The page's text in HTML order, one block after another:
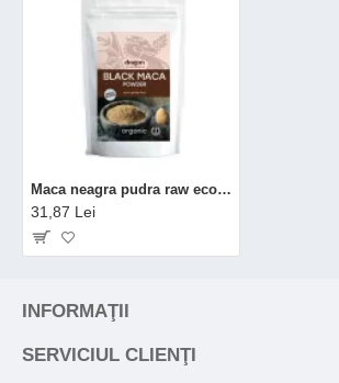
Maca neagra pudra raw eco (100 grame), Dragon Superfoods
31,87 Lei
INFORMAŢII
SERVICIUL CLIENŢI